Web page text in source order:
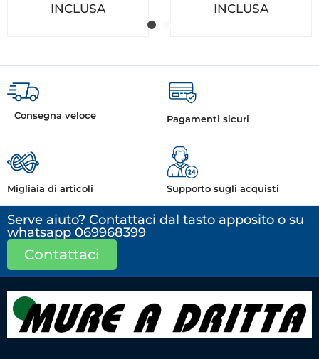
INCLUSA
INCLUSA
Consegna veloce Pagamenti sicuri
Migliaia di articoli Supporto sugli acquisti
Serve aiuto? Contattaci dal tasto apposito o su
whatsapp 069968399
Contattaci